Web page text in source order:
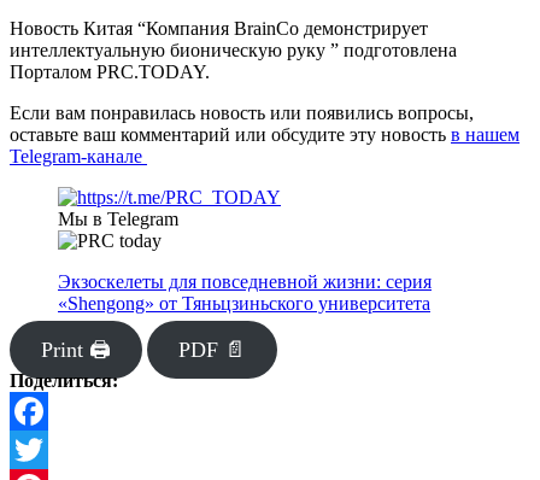
Новость Китая “Компания BrainCo демонстрирует
интеллектуальную бионическую руку ” подготовлена
Порталом PRC.TODAY.
Если вам понравилась новость или появились вопросы,
оставьте ваш комментарий или обсудите эту новость в нашем
Telegram-канале
Мы в Telegram
Экзоскелеты для повседневной жизни: серия
«Shengong» от Тяньцзиньского университета
Print 🖨 PDF 📄
Поделиться:
Facebook